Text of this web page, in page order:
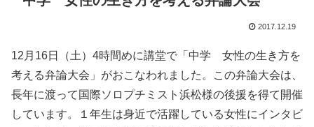
2017.12.19
12月16日（土）4時間めに講堂で「中学 女性の生き方を
考える弁論大会」がおこなわれました。この弁論大会は、
長年に渡って国際ソロプチミスト浜松様の後援を得て開催
しています。１年生は身近で活躍している女性にインタビ